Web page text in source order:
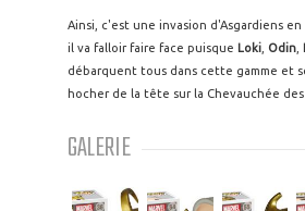
Ainsi, c'est une invasion d'Asgardiens en
il va falloir faire face puisque Loki Odin
débarquent tous dans cette gamme et
hocher de la tête sur la Chevauchée des
GALERIE